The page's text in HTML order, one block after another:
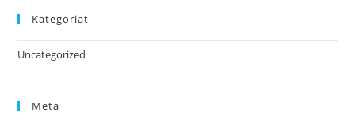
Kategoriat
Uncategorized
Meta